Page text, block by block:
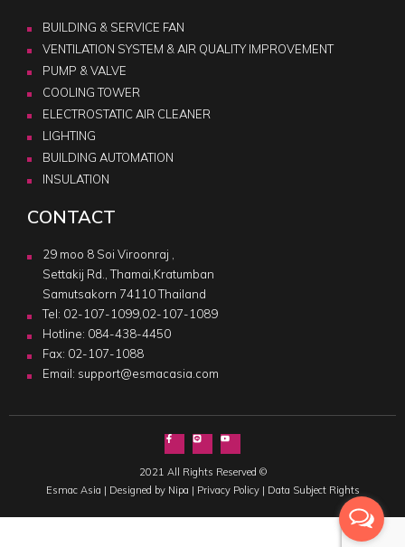
BUILDING & SERVICE FAN
VENTILATION SYSTEM & AIR QUALITY IMPROVEMENT
PUMP & VALVE
COOLING TOWER
ELECTROSTATIC AIR CLEANER
LIGHTING
BUILDING AUTOMATION
INSULATION
CONTACT
29 moo 8 Soi Viroonraj ,
Settakij Rd., Thamai,Kratumban
Samutsakorn 74110 Thailand
Tel: 02-107-1099,02-107-1089
Hotline: 084-438-4450
Fax: 02-107-1088
Email: support@esmacasia.com
2021 All Rights Reserved ©
Esmac Asia | Designed by Nipa | Privacy Policy| Data Subject Rights